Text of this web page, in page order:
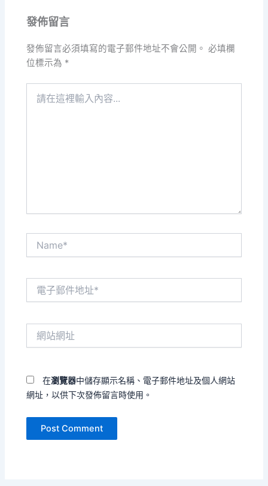
發佈留言
發佈留言必須填寫的電子郵件地址不會公開。 必填欄
位標示為 *
在瀏覽器中儲存顯示名稱、電子郵件地址及個人網站
網址，以供下次發佈留言時使用。